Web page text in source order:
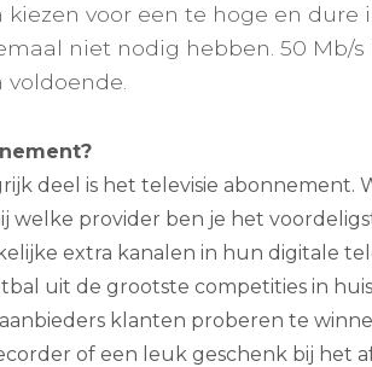
kiezen voor een te hoge en
niet nodig hebben. 50 Mb/
deel is het televisie abonnement.
welke provider ben je het
extra kanalen in hun digitale
uit de grootste competities in
klanten proberen te
of een leuk geschenk bij het